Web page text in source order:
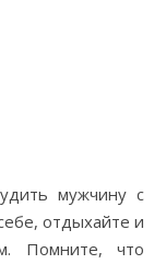
мужчину с
отдыхайте и
Помните, что